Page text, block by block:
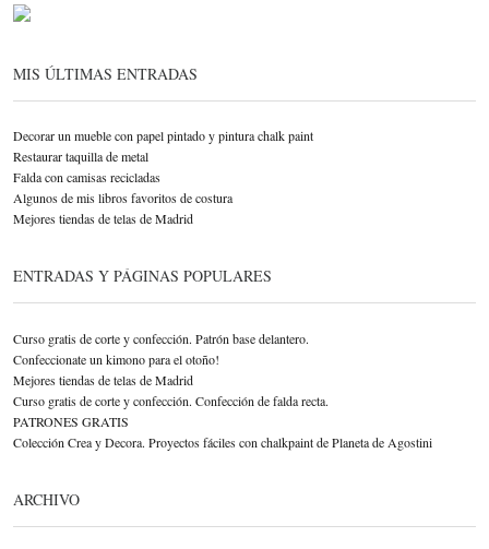
MIS ÚLTIMAS ENTRADAS
Decorar un mueble con papel pintado y pintura chalk paint
Restaurar taquilla de metal
Falda con camisas recicladas
Algunos de mis libros favoritos de costura
Mejores tiendas de telas de Madrid
ENTRADAS Y PÁGINAS POPULARES
Curso gratis de corte y confección. Patrón base delantero.
Confeccionate un kimono para el otoño!
Mejores tiendas de telas de Madrid
Curso gratis de corte y confección. Confección de falda recta.
PATRONES GRATIS
Colección Crea y Decora. Proyectos fáciles con chalkpaint de Planeta de Agostini
ARCHIVO